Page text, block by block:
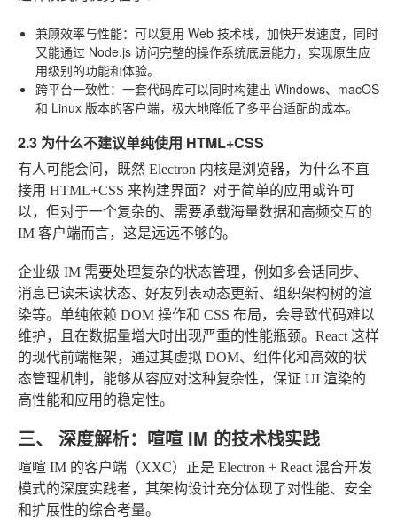
兼顾效率与性能：可以复用 Web 技术栈，加快开发速度，同时
又能通过 Node.js 访问完整的操作系统底层能力，实现原生应
用级别的功能和体验。
跨平台一致性：一套代码库可以同时构建出 Windows、macOS
和 Linux 版本的客户端，极大地降低了多平台适配的成本。
2.3 为什么不建议单纯使用 HTML+CSS
有人可能会问，既然 Electron 内核是浏览器，为什么不直
接用 HTML+CSS 来构建界面？对于简单的应用或许可
以，但对于一个复杂的、需要承载海量数据和高频交互的
IM 客户端而言，这是远远不够的。
企业级 IM 需要处理复杂的状态管理，例如多会话同步、
消息已读未读状态、好友列表动态更新、组织架构树的渲
染等。单纯依赖 DOM 操作和 CSS 布局，会导致代码难以
维护，且在数据量增大时出现严重的性能瓶颈。React 这样
的现代前端框架，通过其虚拟 DOM、组件化和高效的状
态管理机制，能够从容应对这种复杂性，保证 UI 渲染的
高性能和应用的稳定性。
三、 深度解析：喧喧 IM 的技术栈实践
喧喧 IM 的客户端（XXC）正是 Electron + React 混合开发
模式的深度实践者，其架构设计充分体现了对性能、安全
和扩展性的综合考量。